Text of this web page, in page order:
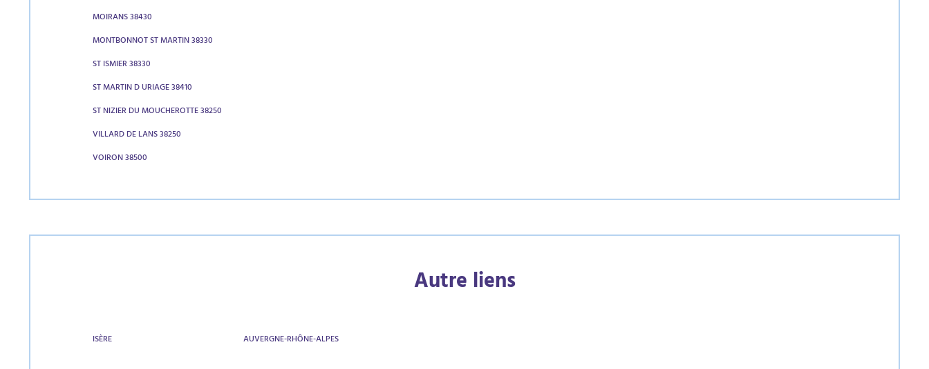
MOIRANS 38430
MONTBONNOT ST MARTIN 38330
ST ISMIER 38330
ST MARTIN D URIAGE 38410
ST NIZIER DU MOUCHEROTTE 38250
VILLARD DE LANS 38250
VOIRON 38500
Autre liens
ISÈRE AUVERGNE-RHÔNE-ALPES